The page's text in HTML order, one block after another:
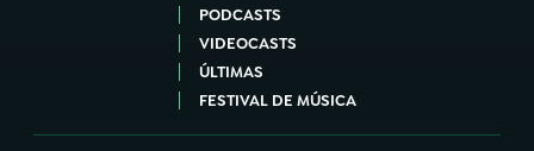
PODCASTS
VIDEOCASTS
ÚLTIMAS
FESTIVAL DE MÚSICA